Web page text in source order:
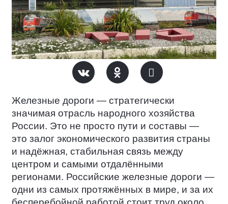
Железные дороги — стратегически
значимая отрасль народного хозяйства
России. Это не просто пути и составы —
это залог экономического развития страны
и надёжная, стабильная связь между
центром и самыми отдалёнными
регионами. Российские железные дороги —
одни из самых протяжённых в мире, и за их